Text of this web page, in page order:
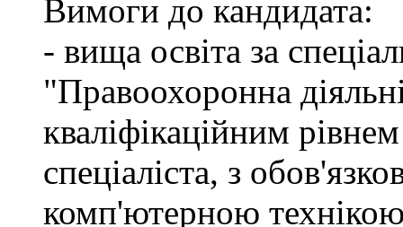
Вимоги до кандидата:
- вища освіта за
"Правоохоронна
кваліфікаційним
спеціаліста, з
комп'ютерною